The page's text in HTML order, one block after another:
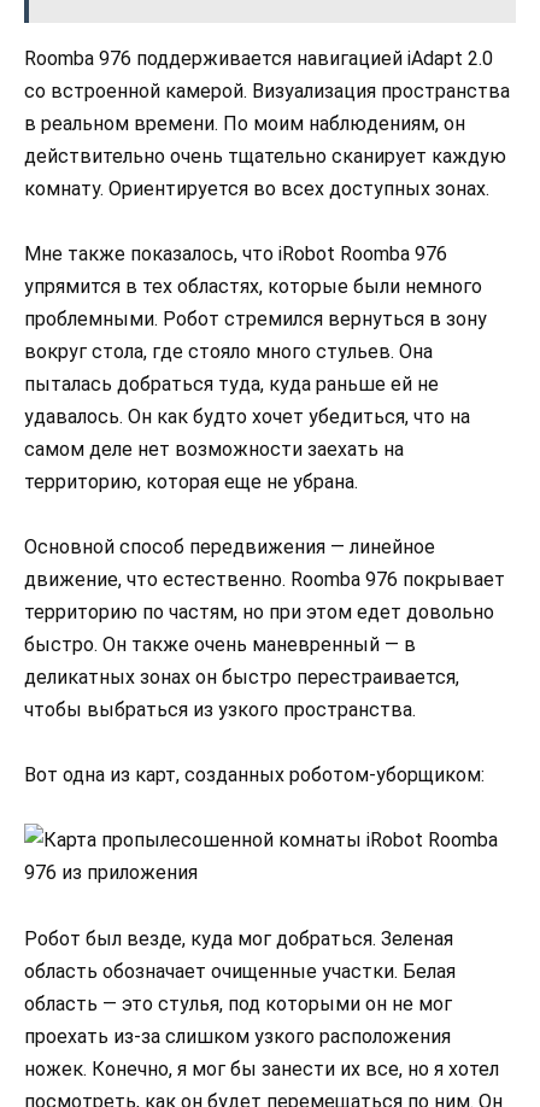
Roomba 976 поддерживается навигацией iAdapt 2.0
со встроенной камерой. Визуализация пространства
в реальном времени. По моим наблюдениям, он
действительно очень тщательно сканирует каждую
комнату. Ориентируется во всех доступных зонах.
Мне также показалось, что iRobot Roomba 976
упрямится в тех областях, которые были немного
проблемными. Робот стремился вернуться в зону
вокруг стола, где стояло много стульев. Она
пыталась добраться туда, куда раньше ей не
удавалось. Он как будто хочет убедиться, что на
самом деле нет возможности заехать на
территорию, которая еще не убрана.
Основной способ передвижения — линейное
движение, что естественно. Roomba 976 покрывает
территорию по частям, но при этом едет довольно
быстро. Он также очень маневренный — в
деликатных зонах он быстро перестраивается,
чтобы выбраться из узкого пространства.
Вот одна из карт, созданных роботом-уборщиком:
Робот был везде, куда мог добраться. Зеленая
область обозначает очищенные участки. Белая
область — это стулья, под которыми он не мог
проехать из-за слишком узкого расположения
ножек. Конечно, я мог бы занести их все, но я хотел
посмотреть, как он будет перемещаться по ним. Он